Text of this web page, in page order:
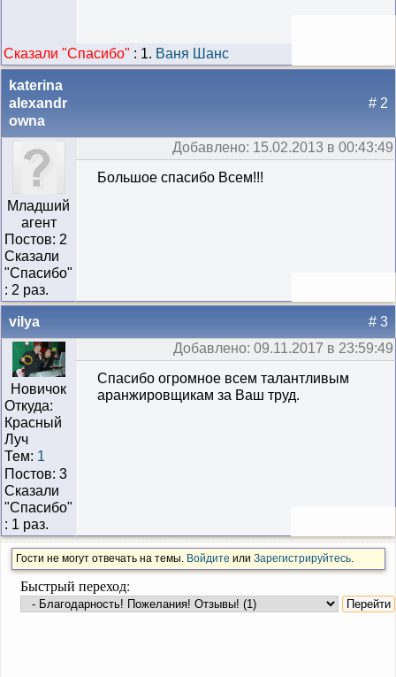
Сказали "Cпасибо" : 1. Ваня Шанс
katerina
alexandr
owna
# 2
Младший
агент
Постов: 2
Сказали
"Cпасибо"
: 2 раз.
Добавлено: 15.02.2013 в 00:43:49
Большое спасибо Всем!!!
vilya # 3
Новичок
Откуда:
Красный
Луч
Тем: 1
Постов: 3
Сказали
"Cпасибо"
: 1 раз.
Добавлено: 09.11.2017 в 23:59:49
Спасибо огромное всем талантливым
аранжировщикам за Ваш труд.
Гости не могут отвечать на темы. Войдите или Зарегистрируйтесь.
Быстрый переход: